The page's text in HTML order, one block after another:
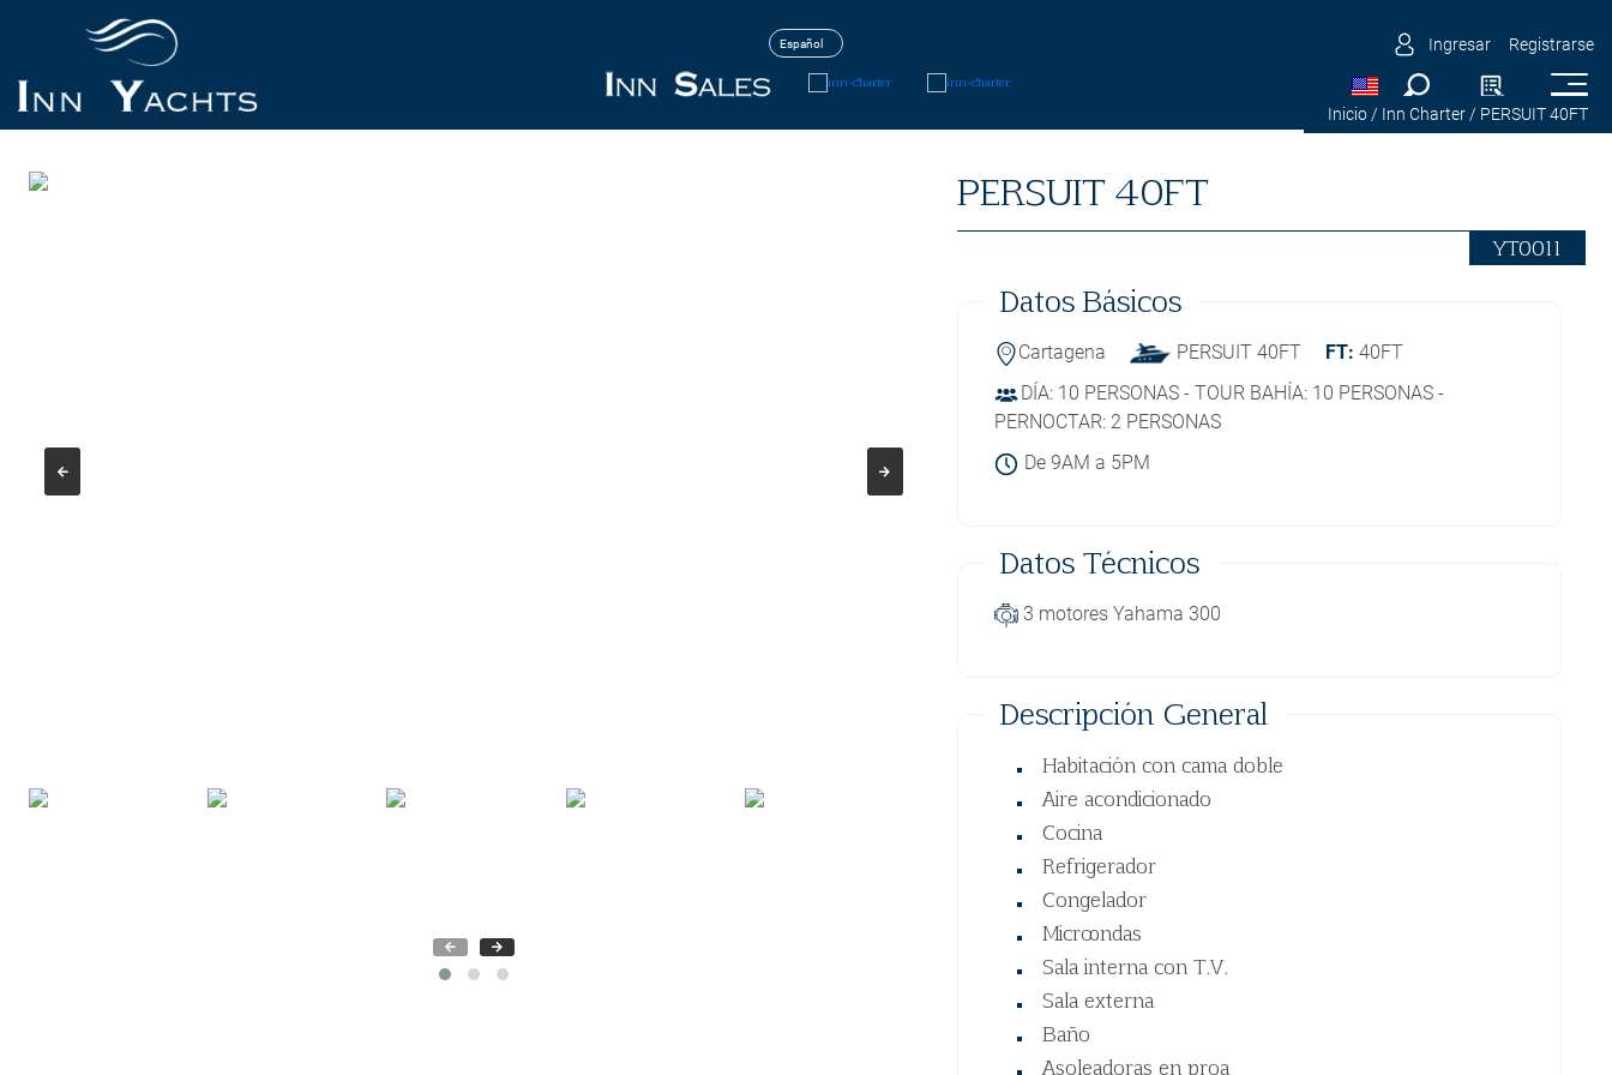
Ingresar Registrarse
Inicio / Inn Charter / PERSUIT 40FT
PERSUIT 40FT
YT0011
Datos Básicos
Cartagena PERSUIT 40FT FT: 40FT
DÍA: 10 PERSONAS - TOUR BAHÍA: 10 PERSONAS -
PERNOCTAR: 2 PERSONAS
De 9AM a 5PM
Datos Técnicos
3 motores Yahama 300
Descripción General
Habitación con cama doble
Aire acondicionado
Cocina
Refrigerador
Congelador
Microondas
Sala interna con T.V.
Sala externa
Baño
Asoleadoras en proa